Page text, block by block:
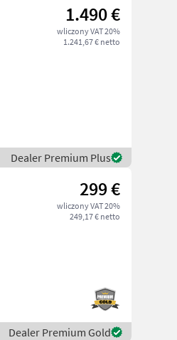
1.490 €
wliczony VAT 20%
1.241,67 € netto
Dealer Premium Plus
299 €
wliczony VAT 20%
249,17 € netto
Dealer Premium Gold